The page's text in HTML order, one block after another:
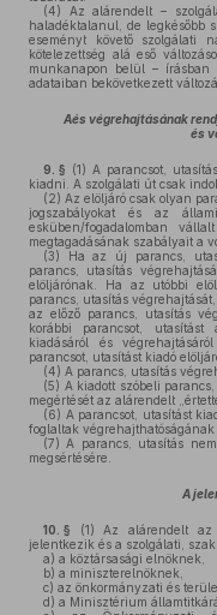
(4) Az alárendelt –
haladéktalanul, de legkésőbb
eseményt követő szolgálati
kötelezettség alá eső
munkanapon belül – írásban
adataiban bekövetkezett
Aés végrehajtásának
és
9. § (1) A parancsot,
kiadni. A szolgálati út csak
(2) Az elöljáró csak olyan
jogszabályokat és az
esküben/fogadalomban
megtagadásának szabályait a
(3) Ha az új parancs,
parancs, utasítás
elöljárónak. Ha az utóbbi
parancs, utasítás
az előző parancs, utasítás
korábbi parancsot,
kiadásáról és
parancsot, utasítást kiadó
(4) A parancs, utasítás
(5) A kiadott szóbeli
megértését az alárendelt
(6) A parancsot, utasítást
foglaltak végrehajthatóságának
(7) A parancs, utasítás
megsértésére.
A
10. § (1) Az alárendelt az
jelentkezik és a szolgálati,
a) a köztársasági elnöknek,
b) a miniszterelnöknek,
c) az önkormányzati és
d) a Minisztérium